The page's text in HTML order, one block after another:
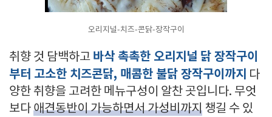
오리지널-치즈-콘닭-장작구이
취향 것 담백하고 바삭 촉촉한 오리지널 닭 장작구이
부터 고소한 치즈콘닭, 매콤한 불닭 장작구이까지 다
양한 취향을 고려한 메뉴구성이 알찬 곳입니다. 무엇
보다애견동반이 가능하면서 가성비까지 챙길 수 있